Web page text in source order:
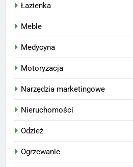
Łazienka
Meble
Medycyna
Motoryzacja
Narzędzia marketingowe
Nieruchomości
Odzież
Ogrzewanie